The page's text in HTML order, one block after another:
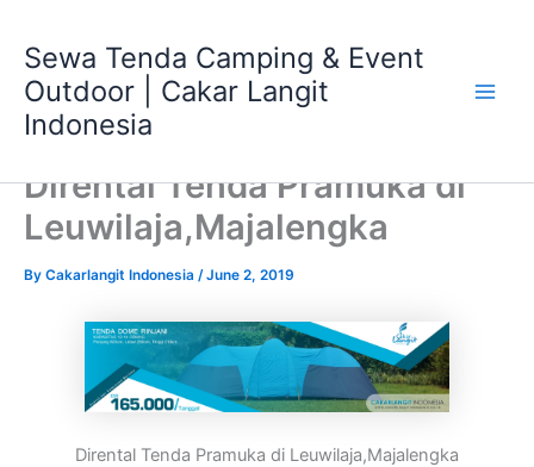
content
Sewa Tenda Camping & Event
Outdoor | Cakar Langit
Indonesia
Dirental Tenda Pramuka di
Leuwilaja,Majalengka
By Cakarlangit Indonesia /June 2, 2019
Dirental Tenda Pramuka di Leuwilaja,Majalengka